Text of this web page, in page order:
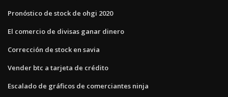
Pronóstico de stock de ohgi 2020
El comercio de divisas ganar dinero
Corrección de stock en savia
Vender btc a tarjeta de crédito
Escalado de gráficos de comerciantes ninja